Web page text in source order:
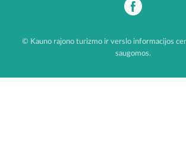
© Kauno rajono turizmo ir verslo informacijos
saugomos.